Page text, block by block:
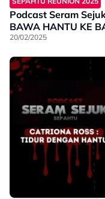
Podcast Seram
BAWA HANTU KE
20/02/2025